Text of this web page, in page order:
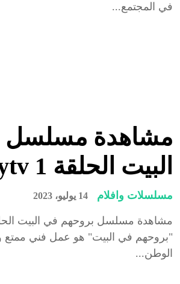
في المجتمع...
مشاهدة مسلسل
البيت الحلقة 1 alooytv
مسلسلات وافلام 14 يوليو، 2023
"بروحهم في البيت" هو عمل فني ممتع
الوطن...